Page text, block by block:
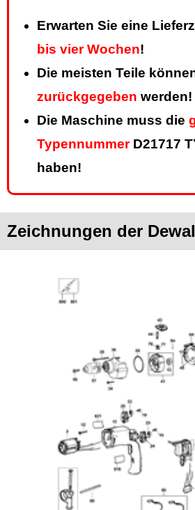
Erwarten Sie eine
bis vier Wochen!
Die meisten Teile
zurückgegeben werden!
Die Maschine muss die
TypennummerD21717
haben!
Zeichnungen der